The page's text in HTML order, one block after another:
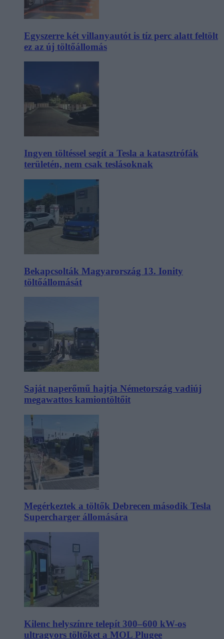
Egyszerre két villanyautót is tíz perc alatt feltölt
ez az új töltőállomás
Ingyen töltéssel segít a Tesla a katasztrófák
területén, nem csak teslásoknak
Bekapcsolták Magyarország 13. Ionity
töltőállomását
Saját naperőmű hajtja Németország vadiúj
megawattos kamiontöltőit
Megérkeztek a töltők Debrecen második Tesla
Supercharger állomására
Kilenc helyszínre telepít 300–600 kW-os
ultragyors töltőket a MOL Plugee